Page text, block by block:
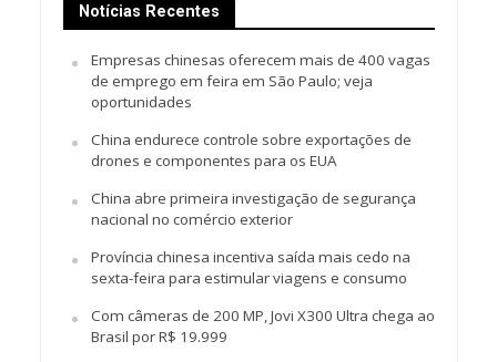
Notícias Recentes
Empresas chinesas oferecem mais de 400 vagas
de emprego em feira em São Paulo; veja
oportunidades
China endurece controle sobre exportações de
drones e componentes para os EUA
China abre primeira investigação de segurança
nacional no comércio exterior
Província chinesa incentiva saída mais cedo na
sexta-feira para estimular viagens e consumo
Com câmeras de 200 MP, Jovi X300 Ultra chega ao
Brasil por R$ 19.999